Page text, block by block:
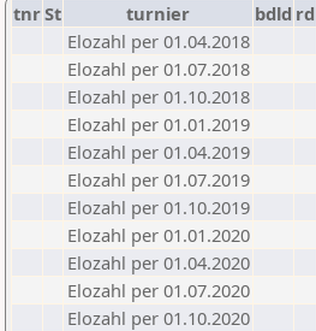
tnrSt turnier bdld rd
Elozahl per 01.04.2018
Elozahl per 01.07.2018
Elozahl per 01.10.2018
Elozahl per 01.01.2019
Elozahl per 01.04.2019
Elozahl per 01.07.2019
Elozahl per 01.10.2019
Elozahl per 01.01.2020
Elozahl per 01.04.2020
Elozahl per 01.07.2020
Elozahl per 01.10.2020